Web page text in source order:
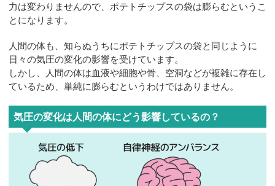
力は変わりませんので、ポテトチップスの袋は膨らむというこ
とになります。
人間の体も、知らぬうちにポテトチップスの袋と同じように
日々の気圧の変化の影響を受けています。
しかし、人間の体は血液や細胞や骨、空洞などが複雑に存在し
ているため、単純に膨らむというわけではありません。
気圧の変化は人間の体にどう影響しているの？